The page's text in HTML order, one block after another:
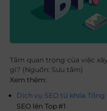
Tầm quan trọng của việc
gì? (Nguồn: Sưu tầm)
Xem thêm:
Dịch vụ SEO từ khóa Tổng
SEO lên Top #1